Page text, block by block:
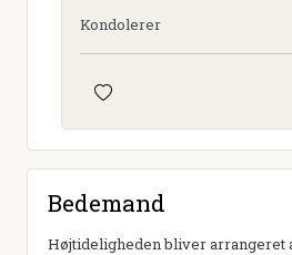
Kondolerer
Bedemand
Højtideligheden bliver arrangeret